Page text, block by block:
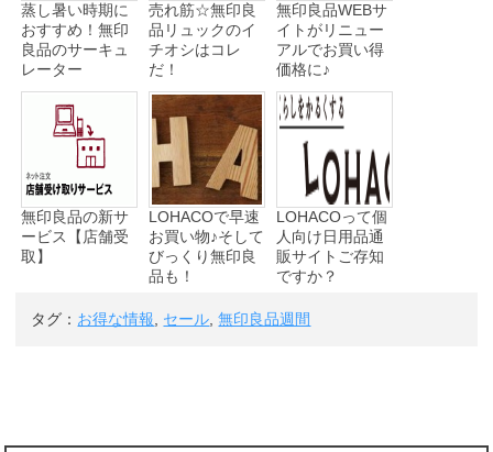
蒸し暑い時期に
おすすめ！無印
良品のサーキュ
レーター
売れ筋☆無印良
品リュックのイ
チオシはコレ
だ！
無印良品WEBサ
イトがリニュー
アルでお買い得
価格に♪
無印良品の新サ
ービス【店舗受
取】
LOHACOで早速
お買い物♪そして
びっくり無印良
品も！
LOHACOって個
人向け日用品通
販サイトご存知
ですか？
タグ： お得な情報, セール,無印良品週間